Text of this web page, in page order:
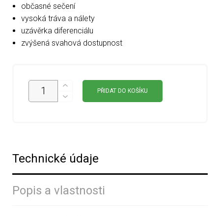
občasné sečení
vysoká tráva a nálety
uzávěrka diferenciálu
zvýšená svahová dostupnost
PŘIDAT DO KOŠÍKU
Technické údaje
Popis a vlastnosti